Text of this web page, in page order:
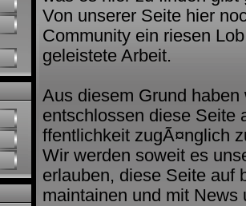
Von unserer Seite hier
Community ein riesen
geleistete Arbeit.
Aus diesem Grund
entschlossen diese Seite
ffentlichkeit zugÃ¤nglich
Wir werden soweit es
erlauben, diese Seite auf
maintainen und mit News